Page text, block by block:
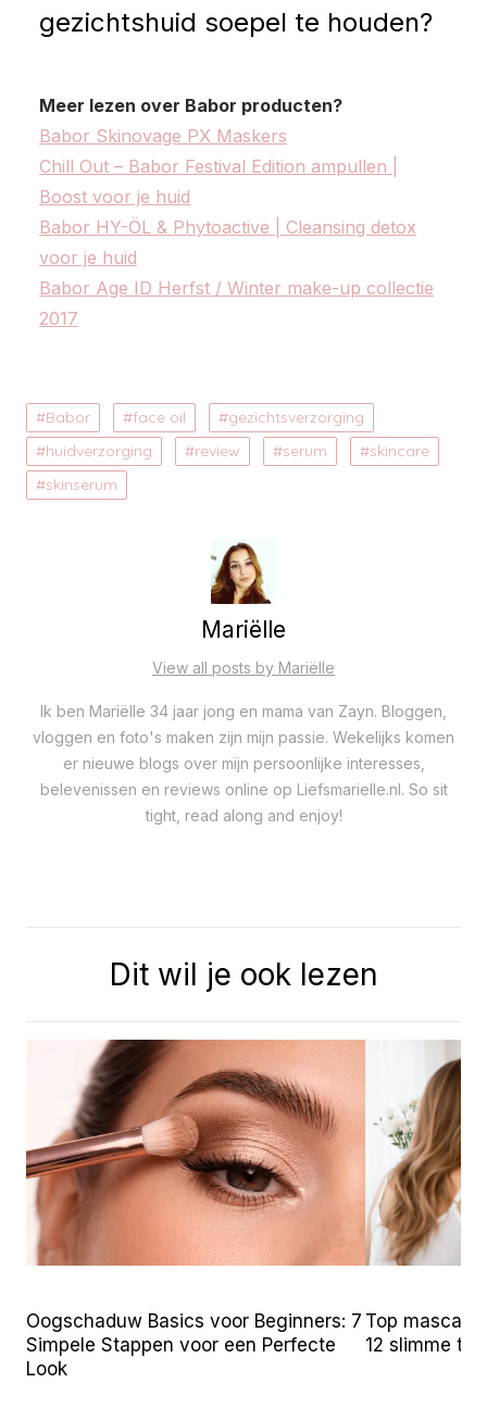
gezichtshuid soepel te houden?
Meer lezen over Babor producten?
Babor Skinovage PX Maskers
Chill Out – Babor Festival Edition ampullen |
Boost voor je huid
Babor HY-ÖL & Phytoactive | Cleansing detox
voor je huid
Babor Age ID Herfst / Winter make-up collectie
2017
Babor face oil
gezichtsverzorging
huidverzorging
review serum
skincare
skinserum
Mariëlle
View all posts by Mariëlle
Ik ben Mariëlle 34 jaar jong en mama van Zayn. Bloggen,
vloggen en foto's maken zijn mijn passie. Wekelijks komen
er nieuwe blogs over mijn persoonlijke interesses,
belevenissen en reviews online op Liefsmarielle.nl. So sit
tight, read along and enjoy!
Dit wil je ook lezen
Oogschaduw Basics voor Beginners: 7
Simpele Stappen voor een Perfecte
Look
Top
12 slimme